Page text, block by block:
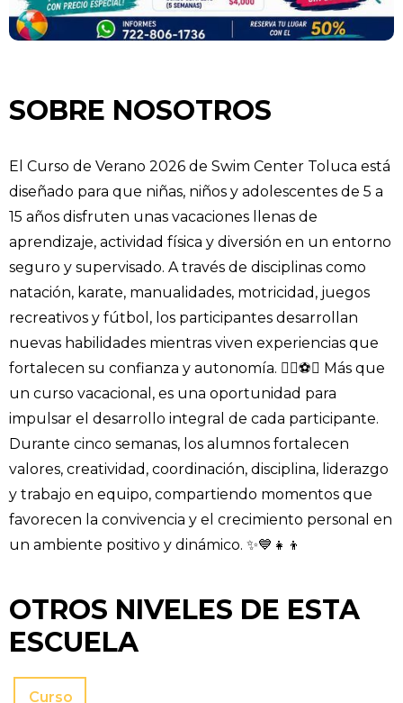
SOBRE NOSOTROS
El Curso de Verano 2026 de Swim Center Toluca está
diseñado para que niñas, niños y adolescentes de 5 a
15 años disfruten unas vacaciones llenas de
aprendizaje, actividad física y diversión en un entorno
seguro y supervisado. A través de disciplinas como
natación, karate, manualidades, motricidad, juegos
recreativos y fútbol, los participantes desarrollan
nuevas habilidades mientras viven experiencias que
fortalecen su confianza y autonomía. 🏊‍♂️⚽🎨 Más que
un curso vacacional, es una oportunidad para
impulsar el desarrollo integral de cada participante.
Durante cinco semanas, los alumnos fortalecen
valores, creatividad, coordinación, disciplina, liderazgo
y trabajo en equipo, compartiendo momentos que
favorecen la convivencia y el crecimiento personal en
un ambiente positivo y dinámico. ✨💙👧👦
OTROS NIVELES DE ESTA
ESCUELA
Curso